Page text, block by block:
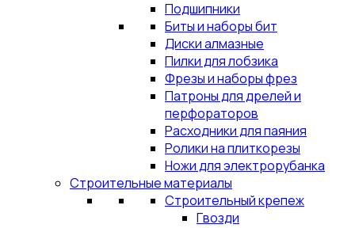
Подшипники
Биты и наборы бит
Диски алмазные
Пилки для лобзика
Фрезы и наборы фрез
Патроны для дрелей и
перфораторов
Расходники для паяния
Ролики на плиткорезы
Ножи для электрорубанка
Строительные материалы
Строительный крепеж
Гвозди